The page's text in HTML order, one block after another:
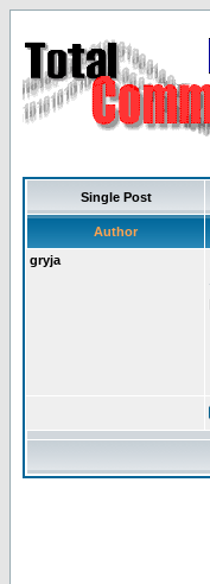
Single Post
Author
gryja